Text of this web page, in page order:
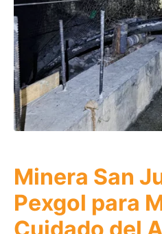
Minera San
Pexgol para